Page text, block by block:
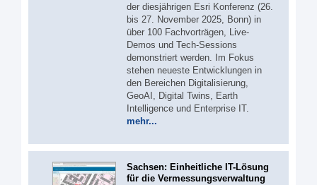
der diesjährigen Esri Konferenz (26.
bis 27. November 2025, Bonn) in
über 100 Fachvorträgen, Live-
Demos und Tech-Sessions
demonstriert werden. Im Fokus
stehen neueste Entwicklungen in
den Bereichen Digitalisierung,
GeoAI, Digital Twins, Earth
Intelligence und Enterprise IT.
mehr...
Sachsen: Einheitliche IT-Lösung
für die Vermessungsverwaltung